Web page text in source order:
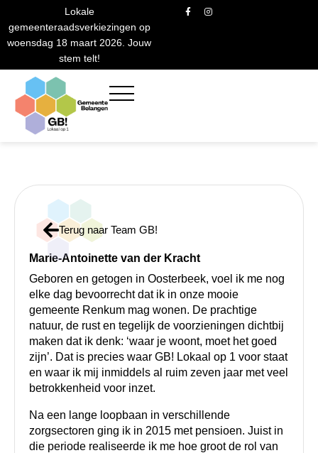
naar
de
Lokale
gemeenteraadsverkiezingen op
woensdag 18 maart 2026. Jouw
stem telt!
F
a
I
n
Terug naar Team GB!
Marie-Antoinette van der Kracht
Geboren en getogen in Oosterbeek, voel ik me nog
elke dag bevoorrecht dat ik in onze mooie
gemeente Renkum mag wonen. De prachtige
natuur, de rust en tegelijk de voorzieningen dichtbij
maken dat ik denk: ‘waar je woont, moet het goed
zijn’. Dat is precies waar GB! Lokaal op 1 voor staat
en waar ik mij inmiddels al ruim zeven jaar met veel
betrokkenheid voor inzet.
Na een lange loopbaan in verschillende
zorgsectoren ging ik in 2015 met pensioen. Juist in
die periode realiseerde ik me hoe groot de rol van